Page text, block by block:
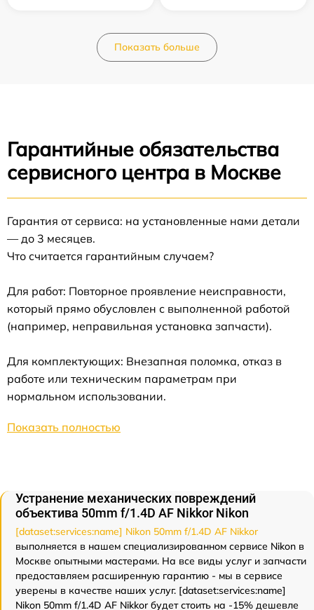
Показать больше
Гарантийные обязательства
сервисного центра в Москве
Гарантия от сервиса: на установленные нами детали
— до 3 месяцев.
Что считается гарантийным случаем?
Для работ: Повторное проявление неисправности,
который прямо обусловлен с выполненной работой
(например, неправильная установка запчасти).
Для комплектующих: Внезапная поломка, отказ в
работе или техническим параметрам при
нормальном использовании.
Показать полностью
Устранение механических повреждений
объектива 50mm f/1.4D AF Nikkor Nikon
[dataset:services:name] Nikon 50mm f/1.4D AF Nikkor
выполняется в нашем специализированном сервисе Nikon в
Москве опытными мастерами. На все виды услуг и запчасти
предоставляем расширенную гарантию - мы в сервисе
уверены в качестве наших услуг. [dataset:services:name]
Nikon 50mm f/1.4D AF Nikkor будет стоить на -15% дешевле